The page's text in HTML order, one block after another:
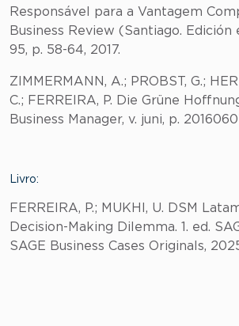
Responsável para a Vantagem
Business Review (Santiago. Edición
95, p. 58-64, 2017.
ZIMMERMANN, A.; PROBST, G.;
C.; FERREIRA, P. Die Grüne
Business Manager, v. juni, p.
Livro:
FERREIRA, P.; MUKHI, U. DSM
Decision-Making Dilemma. 1. ed.
SAGE Business Cases Originals,